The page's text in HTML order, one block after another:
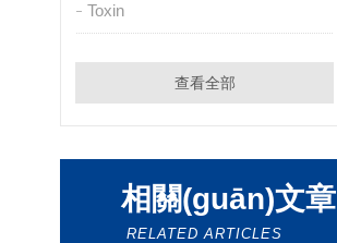
Toxin
查看全部
相關(guān)文章
RELATED ARTICLES